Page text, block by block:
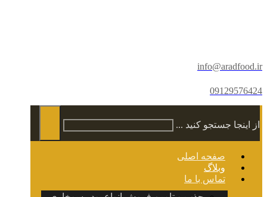
info@aradfood.ir
09129576424
از اینجا جستجو کنید ...
صفحه اصلی
وبلاگ
تماس با ما